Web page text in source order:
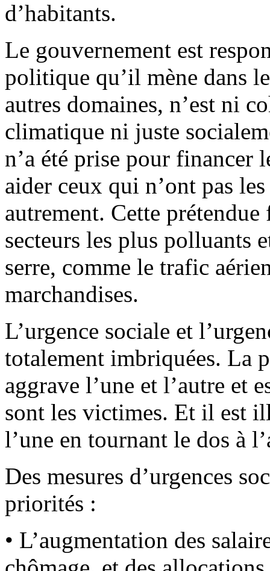
d’habitants.
Le gouvernement est
politique qu’il mène dans
autres domaines, n’est ni
climatique ni juste
n’a été prise pour financer
aider ceux qui n’ont pas
autrement. Cette
secteurs les plus polluants
serre, comme le trafic
marchandises.
L’urgence sociale et
totalement imbriquées. La
aggrave l’une et l’autre et
sont les victimes. Et il est
l’une en tournant le dos à
Des mesures d’urgences
priorités :
• L’augmentation des